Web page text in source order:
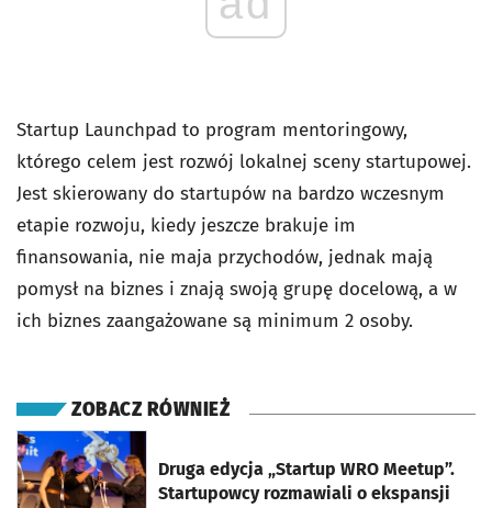
Startup Launchpad to program mentoringowy,
którego celem jest rozwój lokalnej sceny startupowej.
Jest skierowany do startupów na bardzo wczesnym
etapie rozwoju, kiedy jeszcze brakuje im
finansowania, nie maja przychodów, jednak mają
pomysł na biznes i znają swoją grupę docelową, a w
ich biznes zaangażowane są minimum 2 osoby.
ZOBACZ RÓWNIEŻ
Druga edycja „Startup WRO Meetup”.
Startupowcy rozmawiali o ekspansji
otworzy się w nowej karcie